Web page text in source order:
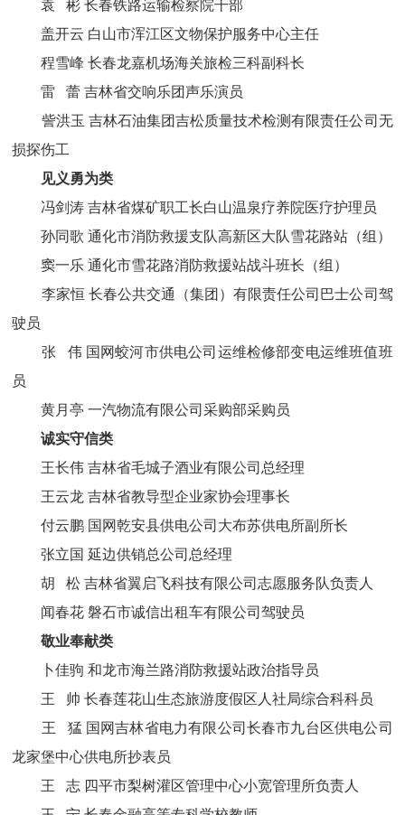
袁 彬 长春铁路运输检察院干部
盖开云 白山市浑江区文物保护服务中心主任
程雪峰 长春龙嘉机场海关旅检三科副科长
雷 蕾 吉林省交响乐团声乐演员
訾洪玉 吉林石油集团吉松质量技术检测有限责任公司无
损探伤工
见义勇为类
冯剑涛 吉林省煤矿职工长白山温泉疗养院医疗护理员
孙同歌 通化市消防救援支队高新区大队雪花路站（组）
窦一乐 通化市雪花路消防救援站战斗班长（组）
李家恒 长春公共交通（集团）有限责任公司巴士公司驾
驶员
张 伟 国网蛟河市供电公司运维检修部变电运维班值班
员
黄月亭 一汽物流有限公司采购部采购员
诚实守信类
王长伟 吉林省毛城子酒业有限公司总经理
王云龙 吉林省教导型企业家协会理事长
付云鹏 国网乾安县供电公司大布苏供电所副所长
张立国 延边供销总公司总经理
胡 松 吉林省翼启飞科技有限公司志愿服务队负责人
闻春花 磐石市诚信出租车有限公司驾驶员
敬业奉献类
卜佳驹 和龙市海兰路消防救援站政治指导员
王 帅 长春莲花山生态旅游度假区人社局综合科科员
王 猛 国网吉林省电力有限公司长春市九台区供电公司
龙家堡中心供电所抄表员
王 志 四平市梨树灌区管理中心小宽管理所负责人